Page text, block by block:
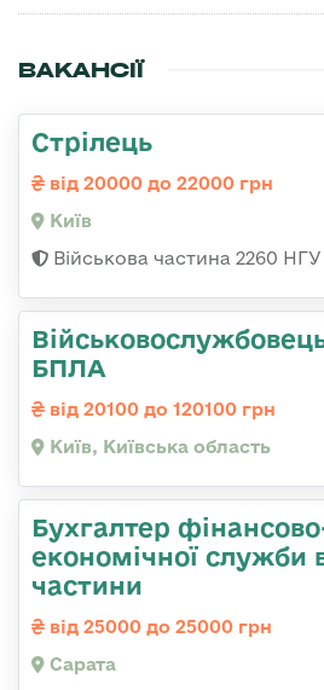
ВАКАНСІЇ
Стрілець
від 20000 до 22000 грн
Київ
Військова частина 2260 НГУ
БПЛА
від 20100 до 120100 грн
Київ, Київська область
Бухгалтер
економічної служби
частини
від 25000 до 25000 грн
Сарата